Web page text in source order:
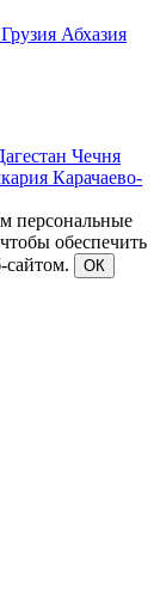
Грузия Абхазия
Чечня
Карачаево-
персональные
обеспечить
сайтом.
ОК